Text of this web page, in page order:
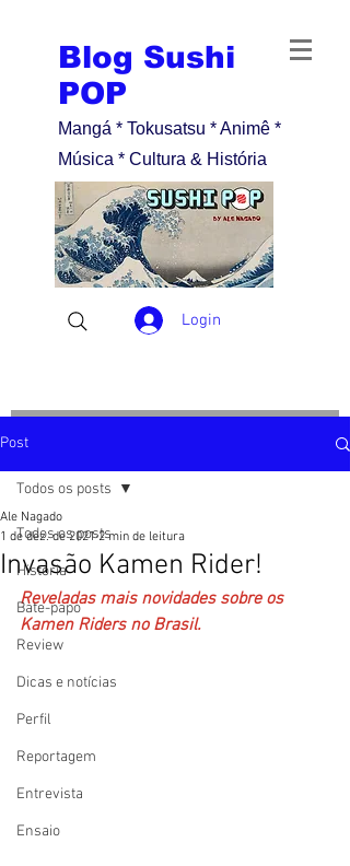
Blog Sushi
POP
Mangá * Tokusatsu * Animê *
Música * Cultura & História
Login
Post
Todos os posts
História
Bate-papo
Review
Dicas e notícias
Perfil
Reportagem
Entrevista
Ensaio
Todos os posts
Invasão Kamen Rider!
Ale Nagado
1 de dez. de 2021 2 min de leitura
Reveladas mais novidades sobre os
Kamen Riders no Brasil.